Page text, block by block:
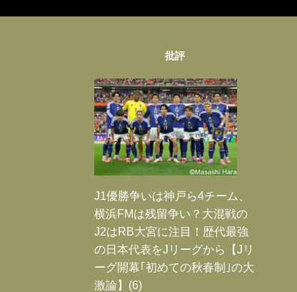
批評
J1優勝争いは神戸ら4チーム、
横浜FMは残留争い？大混戦の
J2はRB大宮に注目！歴代最強
の日本代表をJリーグから【Jリ
ーグ開幕｢初めての秋春制｣の大
激論】(6)